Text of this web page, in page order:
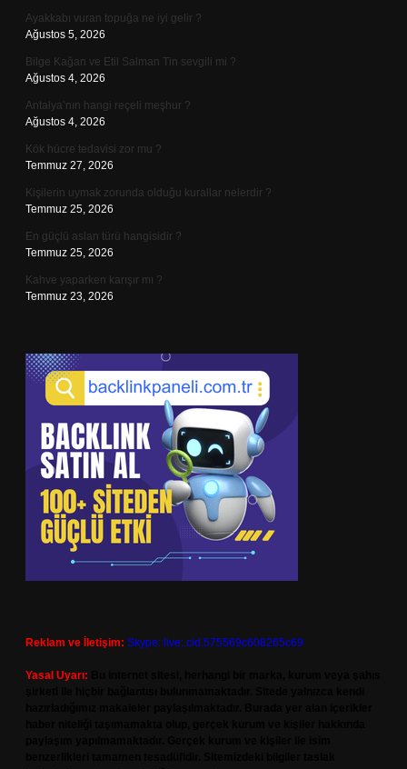
Ayakkabı vuran topuğa ne iyi gelir ?
Ağustos 5, 2026
Bilge Kağan ve Etil Salman Tin sevgili mi ?
Ağustos 4, 2026
Antalya’nın hangi reçeli meşhur ?
Ağustos 4, 2026
Kök hücre tedavisi zor mu ?
Temmuz 27, 2026
Kişilerin uymak zorunda olduğu kurallar nelerdir ?
Temmuz 25, 2026
En güçlü aslan türü hangisidir ?
Temmuz 25, 2026
Kahve yaparken karışır mı ?
Temmuz 23, 2026
Reklam ve İletişim: Skype: live:.cid.575569c608265c69
Yasal Uyarı: